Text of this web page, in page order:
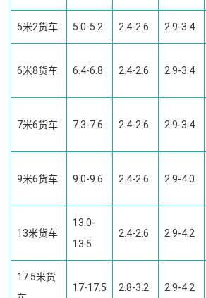
5米2货车 5.0-5.2 2.4-2.6 2.9-3.4
6米8货车 6.4-6.8 2.4-2.6 2.9-3.4
7米6货车 7.3-7.6 2.4-2.6 2.9-3.4
9米6货车 9.0-9.6 2.4-2.6 2.9-4.0
13米货车
13.0-
13.5
2.4-2.6 2.9-4.2
17.5米货
17-17.5 2.8-3.2 2.9-4.2